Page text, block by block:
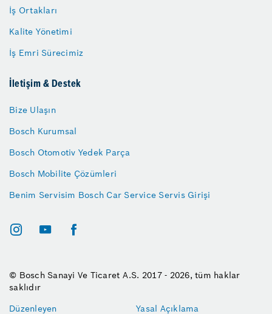
İş Ortakları
Kalite Yönetimi
İş Emri Sürecimiz
İletişim & Destek
Bize Ulaşın
Bosch Kurumsal
Bosch Otomotiv Yedek Parça
Bosch Mobilite Çözümleri
Benim Servisim Bosch Car Service Servis Girişi
© Bosch Sanayi Ve Ticaret A.S. 2017 - 2026, tüm haklar
saklıdır
Düzenleyen
Yasal Açıklama